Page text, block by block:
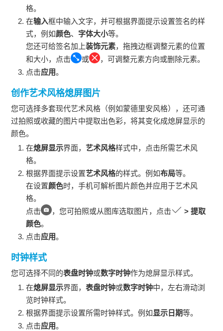
格。
在输入框中输入文字，并可根据界面提示设置签名的样
式，例如颜色、 字体大小等。
您还可给签名加上装饰元素，拖拽边框调整元素的位置
和大小，点击
或
，可调整元素方向或删除元素。
点击应用。
创作艺术风格熄屏图片
您可选择多套现代艺术风格（例如蒙德里安风格），还可通
过拍照或收藏的图片中提取出色彩，将其变化成熄屏显示的
颜色。
在熄屏显示界面，艺术风格样式中，点击所需艺术风
格。
根据界面提示设置艺术风格的样式。例如布局等。
在设置颜色时，手机可解析图片颜色并应用于艺术风
格。
点击
，您可拍照或从图库选取图片，点击 >提取
颜色。
点击应用。
时钟样式
您可选择不同的表盘时钟或数字时钟作为熄屏显示样式。
在熄屏显示界面，表盘时钟或数字时钟中，左右滑动浏
览时钟样式。
根据界面提示设置所需时钟样式。例如显示日期等。
点击应用。